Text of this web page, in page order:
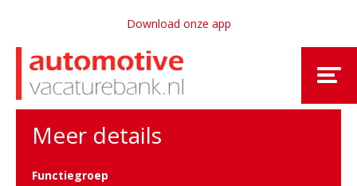
Download onze app
Meer details
Functiegroep